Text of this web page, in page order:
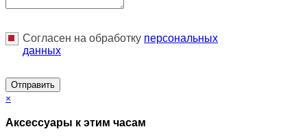
Согласен на обработку персональныx
данных
Отправить
×
Аксессуары к этим часам